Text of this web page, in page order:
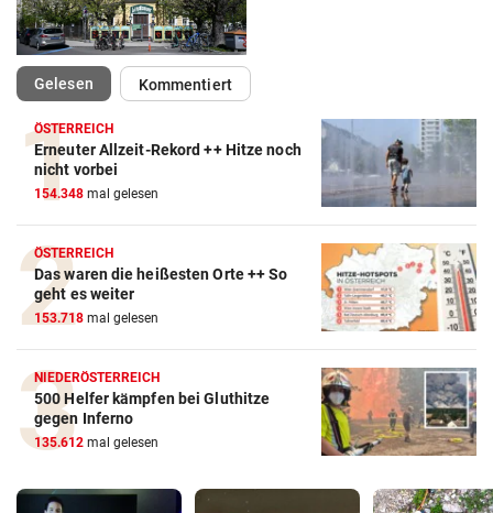
Gelesen(ausgewählt)Kommentiert
ÖSTERREICH
Erneuter Allzeit-Rekord ++ Hitze noch
nicht vorbei
154.348 mal gelesen
ÖSTERREICH
Das waren die heißesten Orte ++ So
geht es weiter
153.718 mal gelesen
NIEDERÖSTERREICH
500 Helfer kämpfen bei Gluthitze
gegen Inferno
135.612 mal gelesen